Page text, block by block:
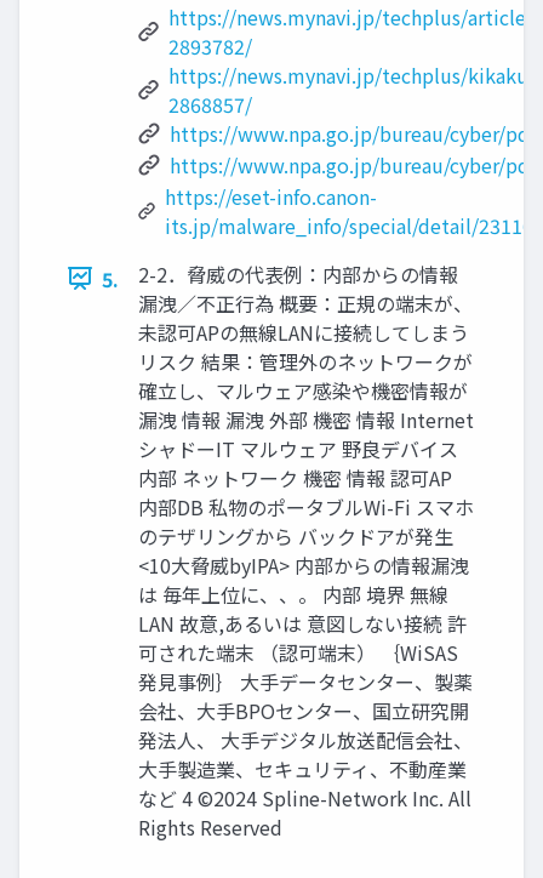
https://news.mynavi.jp/techplus/article/
2893782/
https://news.mynavi.jp/techplus/kikaku/
2868857/
https://www.npa.go.jp/bureau/cyber/
https://www.npa.go.jp/bureau/cyber/
https://eset-info.canon-
its.jp/malware_info/special/detail/
5.
2-2．脅威の代表例：内部からの情報
漏洩／不正行為 概要：正規の端末が、
未認可APの無線LANに接続してしまう
リスク 結果：管理外のネットワークが
確立し、マルウェア感染や機密情報が
漏洩 情報 漏洩 外部 機密 情報 Internet
シャドーIT マルウェア 野良デバイス
内部 ネットワーク 機密 情報 認可AP
内部DB 私物のポータブルWi-Fi スマホ
のテザリングから バックドアが発生
<10大脅威byIPA> 内部からの情報漏洩
は 毎年上位に、、。 内部 境界 無線
LAN 故意,あるいは 意図しない接続 許
可された端末 （認可端末） ｛WiSAS
発見事例｝ 大手データセンター、製薬
会社、大手BPOセンター、国立研究開
発法人、 大手デジタル放送配信会社、
大手製造業、セキュリティ、不動産業
など 4 ©2024 Spline-Network Inc. All
Rights Reserved